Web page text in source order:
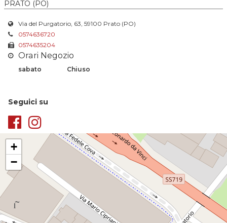
PRATO (PO)
Via del Purgatorio, 63, 59100 Prato (PO)
0574636720
0574635204
Orari Negozio
sabato Chiuso
Seguici su
+
−